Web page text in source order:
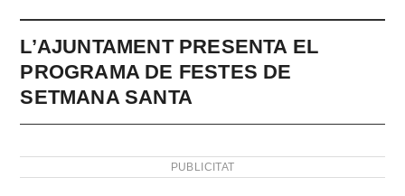
L’AJUNTAMENT PRESENTA EL
PROGRAMA DE FESTES DE
SETMANA SANTA
PUBLICITAT